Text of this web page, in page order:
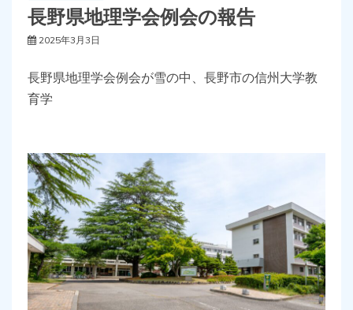
長野県地理学会例会の報告
2025年3月3日
長野県地理学会例会が雪の中、長野市の信州大学教
育学